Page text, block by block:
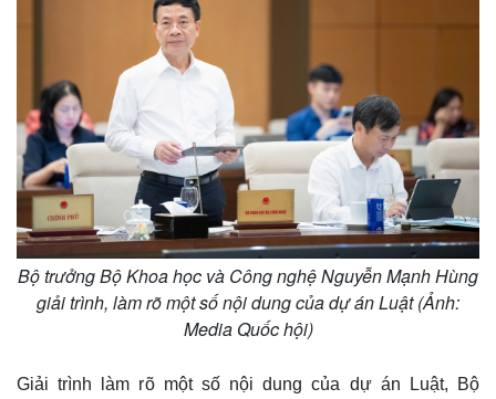
Bộ trưởng Bộ Khoa học và Công nghệ Nguyễn Mạnh Hùng
giải trình, làm rõ một số nội dung của dự án Luật (Ảnh:
Media Quốc hội)
Giải trình làm rõ một số nội dung của dự án Luật, Bộ